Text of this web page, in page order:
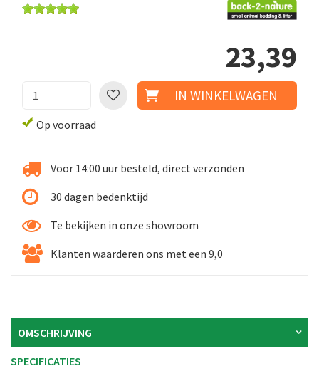
23,39
Op voorraad
Voor 14:00 uur besteld, direct verzonden
30 dagen bedenktijd
Te bekijken in onze showroom
Klanten waarderen ons met een 9,0
OMSCHRIJVING
SPECIFICATIES